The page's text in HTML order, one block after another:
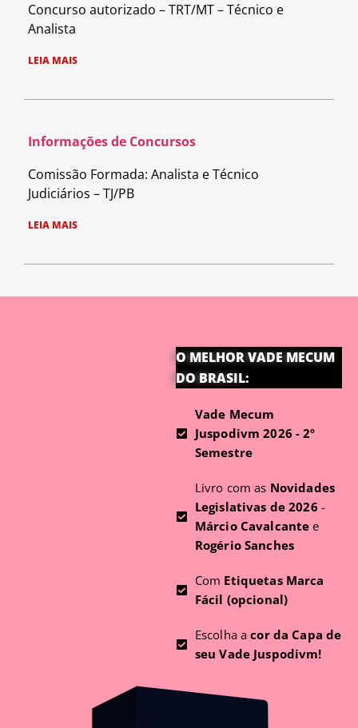
Concurso autorizado – TRT/MT – Técnico e
Analista
LEIA MAIS
Informações de Concursos
Comissão Formada: Analista e Técnico
Judiciários – TJ/PB
LEIA MAIS
O MELHOR VADE MECUM
DO BRASIL:
Vade Mecum
Juspodivm 2026 - 2º
Semestre
Livro com as Novidades
Legislativas de 2026 -
Márcio Cavalcante e
Rogério Sanches
Com Etiquetas Marca
Fácil (opcional)
Escolha acor da Capa de
seu Vade Juspodivm!